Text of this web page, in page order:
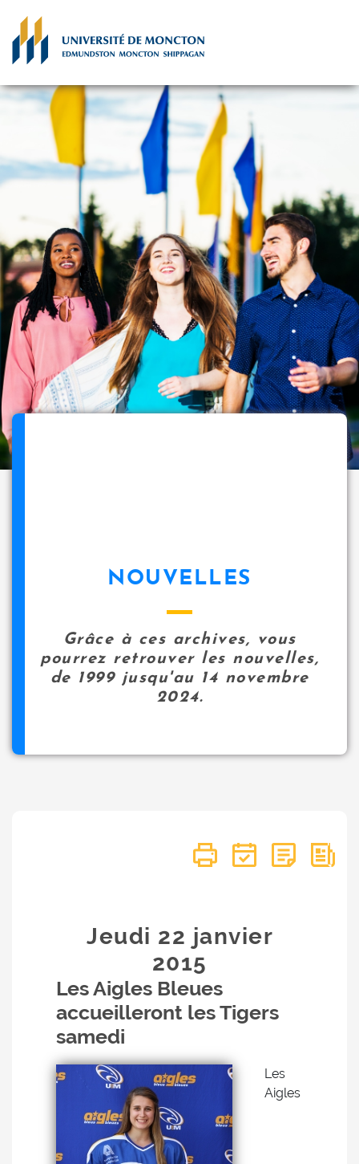
NOUVELLES
Grâce à ces archives, vous
pourrez retrouver les nouvelles,
de 1999 jusqu'au 14 novembre
2024.
Jeudi 22 janvier
2015
Les Aigles Bleues
accueilleront les Tigers
samedi
Les
Aigles